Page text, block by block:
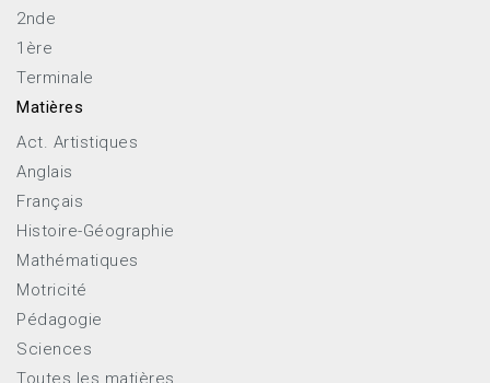
2nde
1ère
Terminale
Matières
Act. Artistiques
Anglais
Français
Histoire-Géographie
Mathématiques
Motricité
Pédagogie
Sciences
Toutes les matières